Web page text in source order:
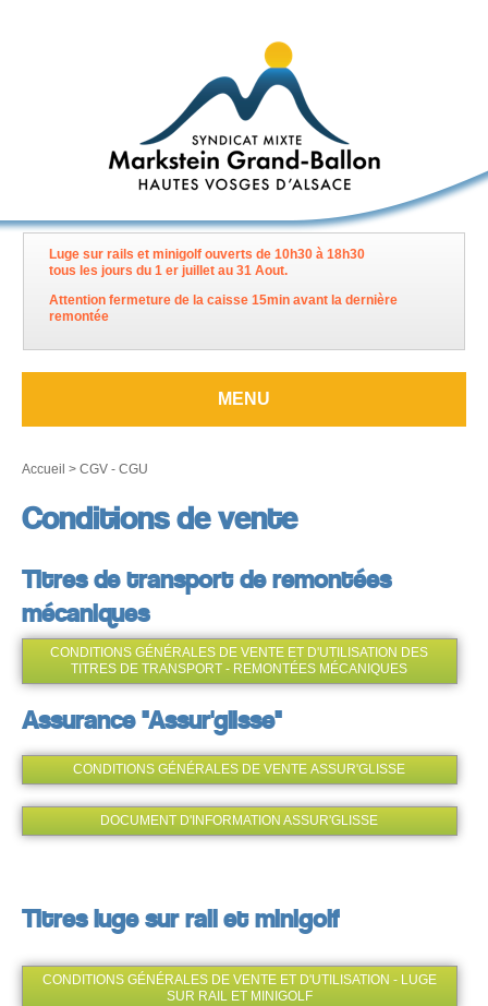
Luge sur rails et minigolf ouverts de 10h30 à 18h30
tous les jours du 1 er juillet au 31 Aout.
Attention fermeture de la caisse 15min avant la dernière
remontée
MENU
Accueil > CGV - CGU
Conditions de vente
Titres de transport de remontées
mécaniques
CONDITIONS GÉNÉRALES DE VENTE ET D'UTILISATION DES
TITRES DE TRANSPORT - REMONTÉES MÉCANIQUES
Assurance "Assur'glisse"
CONDITIONS GÉNÉRALES DE VENTE ASSUR'GLISSE
DOCUMENT D'INFORMATION ASSUR'GLISSE
Titres luge sur rail et minigolf
CONDITIONS GÉNÉRALES DE VENTE ET D'UTILISATION - LUGE
SUR RAIL ET MINIGOLF